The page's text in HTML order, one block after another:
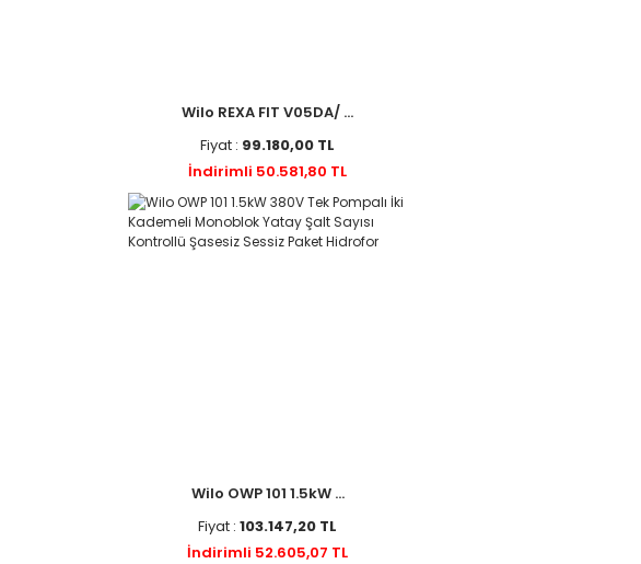
Wilo REXA FIT V05DA/ ...
Fiyat : 99.180,00 TL
İndirimli 50.581,80 TL
Wilo OWP 101 1.5kW ...
Fiyat : 103.147,20 TL
İndirimli 52.605,07 TL